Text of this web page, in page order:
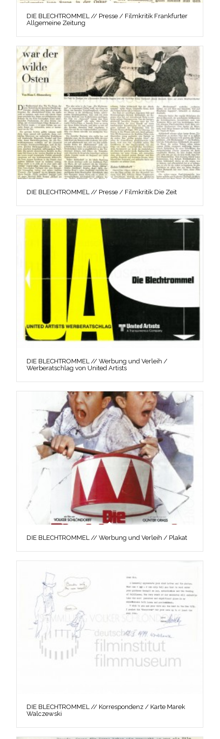
DIE BLECHTROMMEL // Presse / Filmkritik Frankfurter
Allgemeine Zeitung
DIE BLECHTROMMEL // Presse / Filmkritik Die Zeit
DIE BLECHTROMMEL // Werbung und Verleih /
Werberatschlag von United Artists
DIE BLECHTROMMEL // Werbung und Verleih / Plakat
DIE BLECHTROMMEL // Korrespondenz / Karte Marek
Walczewski